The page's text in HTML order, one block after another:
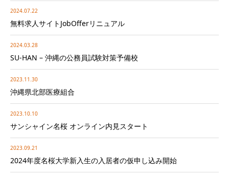
2024.07.22
無料求人サイトJobOfferリニュアル
2024.03.28
SU-HAN – 沖縄の公務員試験対策予備校
2023.11.30
沖縄県北部医療組合
2023.10.10
サンシャイン名桜 オンライン内見スタート
2023.09.21
2024年度名桜大学新入生の入居者の仮申し込み開始